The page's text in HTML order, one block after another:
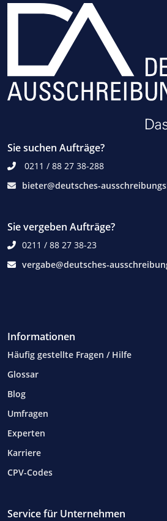
Sie suchen Aufträge?
0211 / 88 27 38-288
bieter@deutsches-
Sie vergeben Aufträge?
0211 / 88 27 38-23
vergabe@deutsches-
Informationen
Häufig gestellte Fragen / Hilfe
Glossar
Blog
Umfragen
Experten
Karriere
CPV-Codes
Service für Unternehmen